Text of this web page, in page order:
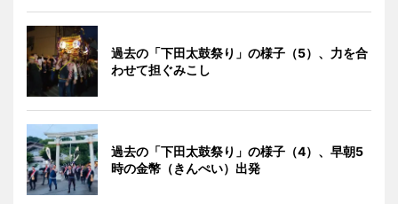
過去の「下田太鼓祭り」の様子（5）、力を合
わせて担ぐみこし
過去の「下田太鼓祭り」の様子（4）、早朝5
時の金幣（きんぺい）出発